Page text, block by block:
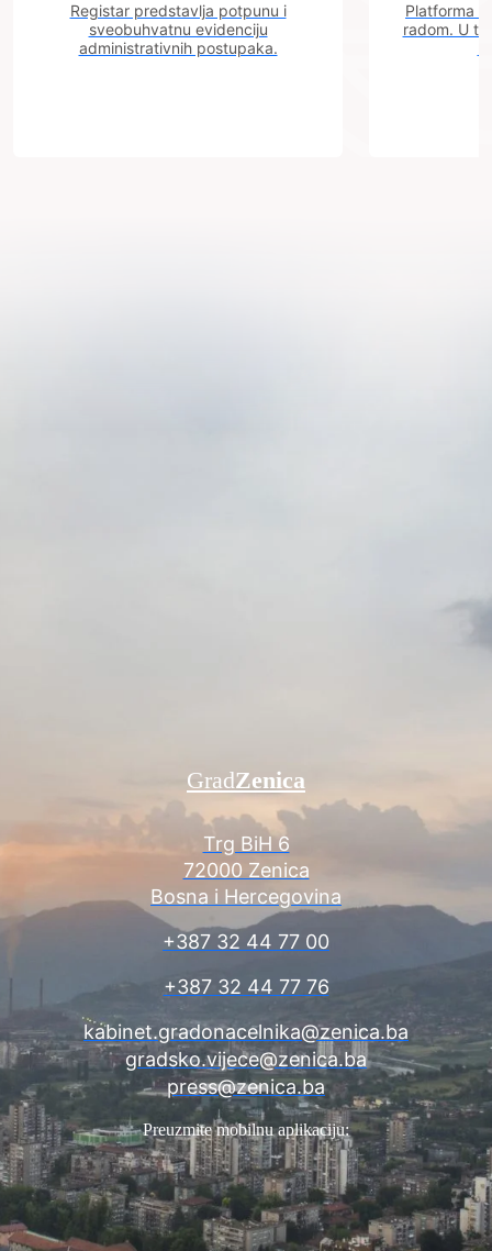
Registar predstavlja potpunu i
sveobuhvatnu evidenciju
administrativnih postupaka.
Platforma
radom. U
Trg BiH 6
72000 Zenica
Bosna i Hercegovina
+387 32 44 77 00
+387 32 44 77 76
kabinet.gradonacelnika@zenica.ba
gradsko.vijece@zenica.ba
press@zenica.ba
GradZenica
Preuzmite mobilnu aplikaciju: